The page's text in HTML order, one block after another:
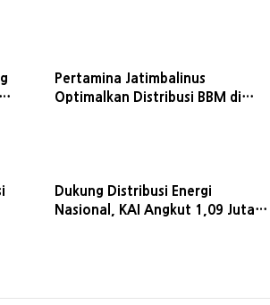
Pertamina Jatimbalinus
Optimalkan Distribusi BBM di
Dukung Distribusi Energi
Nasional, KAI Angkut 1,09 Juta